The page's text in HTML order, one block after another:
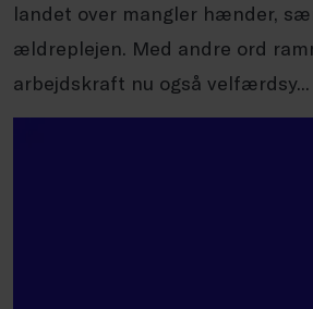
landet over mangler hænder,
ældreplejen. Med andre ord
arbejdskraft nu også velfærdsy...